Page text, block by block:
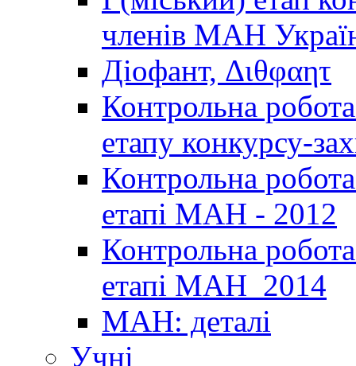
членів МАН
Діофант, Διθφαητ
Контрольна
етапу конкурсу-
Контрольна
етапі МАН - 2012
Контрольна
етапі МАН_2014
МАН: деталі
Учні